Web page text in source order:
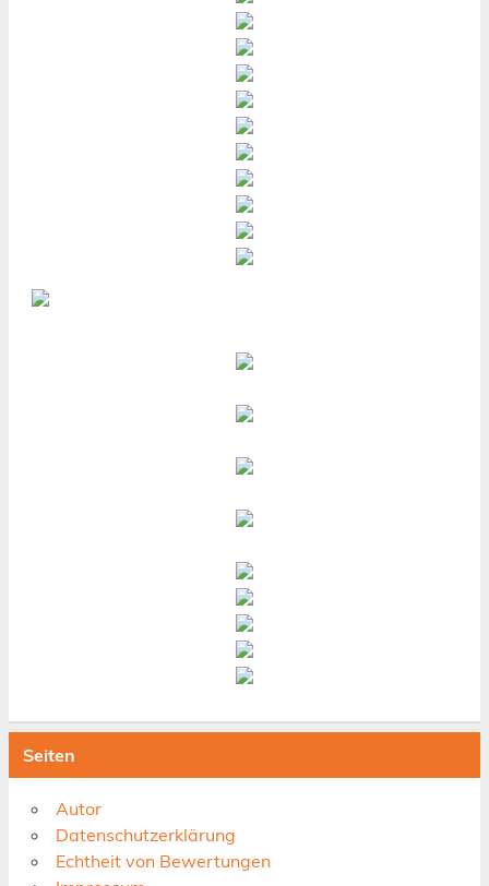
Seiten
Autor
Datenschutzerklärung
Echtheit von Bewertungen